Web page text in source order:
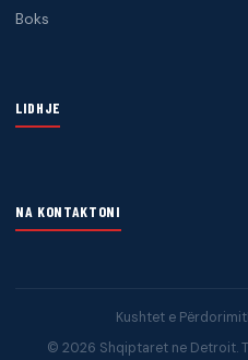
Boks
LIDHJE
NA KONTAKTONI
Kushtet e Përdorimit
© 2026 Shqiptaret ne Detroit.